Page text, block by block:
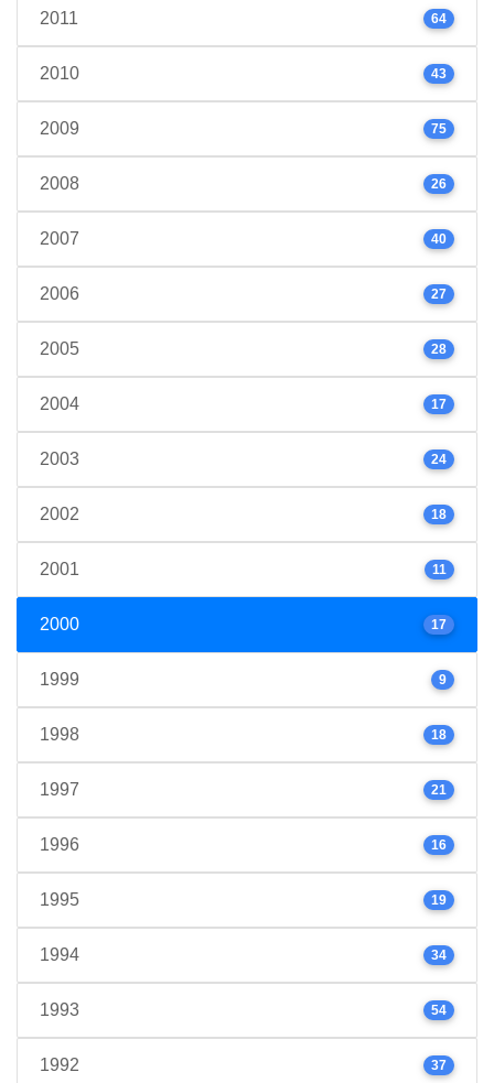
2011 64
2010 43
2009 75
2008 26
2007 40
2006 27
2005 28
2004 17
2003 24
2002 18
2001 11
2000 17
1999 9
1998 18
1997 21
1996 16
1995 19
1994 34
1993 54
1992 37